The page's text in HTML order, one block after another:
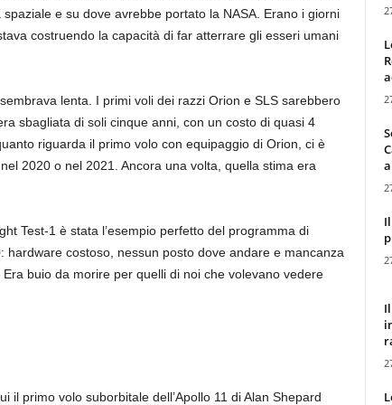
e su dove avrebbe portato la NASA. Erano i giorni
costruendo la capacità di far atterrare gli esseri umani
lenta. I primi voli dei razzi Orion e SLS sarebbero
sbagliata di soli cinque anni, con un costo di quasi 4
riguarda il primo volo con equipaggio di Orion, ci è
2020 o nel 2021. Ancora una volta, quella stima era
Test-1 è stata l’esempio perfetto del programma di
hardware costoso, nessun posto dove andare e mancanza
buio da morire per quelli di noi che volevano vedere
il primo volo suborbitale dell’Apollo 11 di Alan Shepard